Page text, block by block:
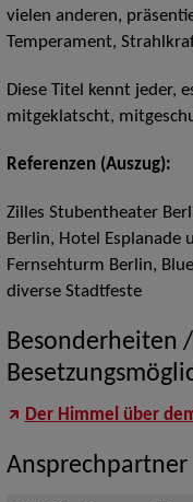
vielen anderen,
Temperament,
Diese Titel kennt jeder,
mitgeklatscht,
Referenzen (Auszug):
Zilles Stubentheater
Berlin, Hotel Esplanade
Fernsehturm Berlin,
diverse Stadtfeste
Besonderheiten
Der Himmel über
Ansprechpartner